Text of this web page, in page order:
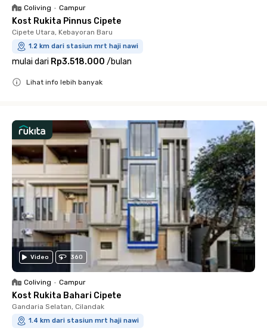
Coliving • Campur
Kost Rukita Pinnus Cipete
Cipete Utara, Kebayoran Baru
1.2 km dari stasiun mrt haji nawi
mulai dari Rp3.518.000 /bulan
Lihat info lebih banyak
Video 360
Coliving • Campur
Kost Rukita Bahari Cipete
Gandaria Selatan, Cilandak
1.4 km dari stasiun mrt haji nawi